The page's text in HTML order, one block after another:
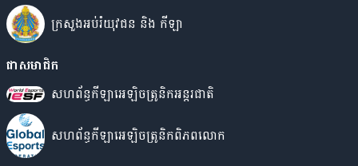
ក្រសួងអប់រំយុវជន​ និង កីឡា
ជាសមាជិក
សហព័ន្ធកីឡាអេឡិចត្រូនិកអន្តរជាតិ
សហព័ន្ធកីឡាអេឡិចត្រូនិកពិភពលោក